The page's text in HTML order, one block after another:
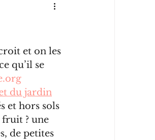
et on les
qu’il se
du jardin
et hors sols
fruit ? une
de petites